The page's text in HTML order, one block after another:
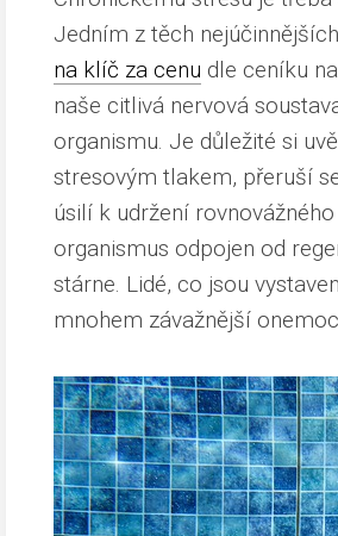
Jedním z těch
na klíč za cenu dle ceníku
naše citlivá nervová
organismu. Je důležité si
stresovým tlakem, přeruší
úsilí k udržení
organismus odpojen od
stárne. Lidé, co jsou
mnohem závažnější